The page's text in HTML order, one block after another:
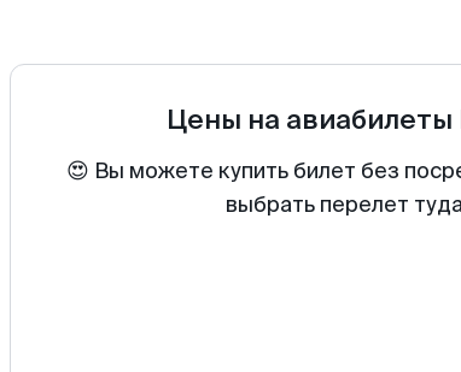
Цены на авиабилеты
😍 Вы можете купить билет без
выбрать перелет